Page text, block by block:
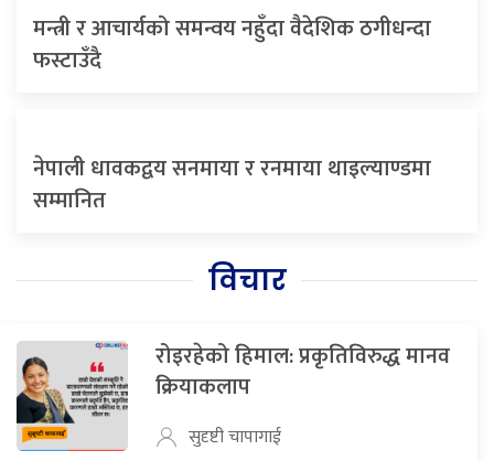
मन्त्री र आचार्यको समन्वय नहुँदा वैदेशिक ठगीधन्दा
फस्टाउँदै
नेपाली धावकद्वय सनमाया र रनमाया थाइल्याण्डमा
सम्मानित
विचार
रोइरहेको हिमाल: प्रकृतिविरुद्ध मानव
क्रियाकलाप
सुदृष्टी चापागाई